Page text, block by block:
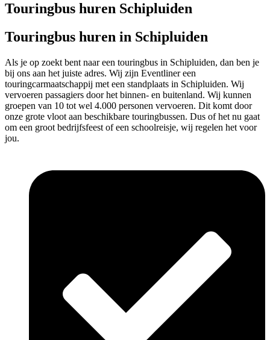
Touringbus huren Schipluiden
Touringbus huren in Schipluiden
Als je op zoekt bent naar een touringbus in Schipluiden, dan ben je
bij ons aan het juiste adres. Wij zijn Eventliner een
touringcarmaatschappij met een standplaats in Schipluiden. Wij
vervoeren passagiers door het binnen- en buitenland. Wij kunnen
groepen van 10 tot wel 4.000 personen vervoeren. Dit komt door
onze grote vloot aan beschikbare touringbussen. Dus of het nu gaat
om een groot bedrijfsfeest of een schoolreisje, wij regelen het voor
jou.